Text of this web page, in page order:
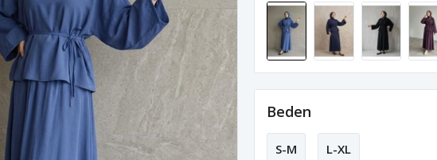
Beden
S-M L-XL